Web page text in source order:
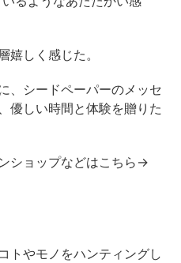
嬉しく感じた。
、シードペーパーのメッセ
優しい時間と体験を贈りた
ショップなどはこちら→
トやモノをハンティングし